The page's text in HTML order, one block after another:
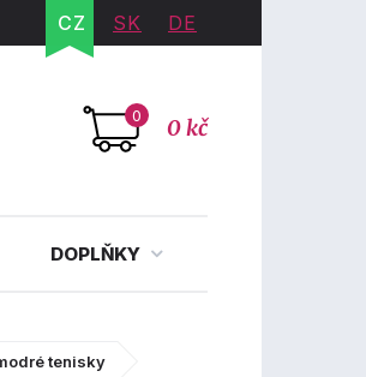
CZ SK DE
0 0 kč
DOPLŇKY
tenisky